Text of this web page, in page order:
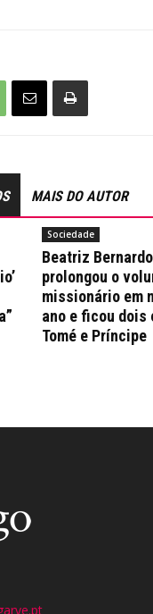
MAIS DO AUTOR
Sociedade
Beatriz Bernardo
prolongou o
missionário em
ano e ficou dois
Tomé e Príncipe